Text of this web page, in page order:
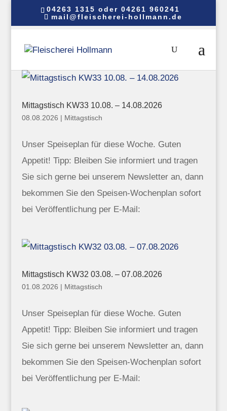
04263 1315 oder 04261 960241
mail@fleischerei-hollmann.de
Mittagstisch KW33 10.08. – 14.08.2026
08.08.2026 | Mittagstisch
Unser Speiseplan für diese Woche. Guten
Appetit! Tipp: Bleiben Sie informiert und tragen
Sie sich gerne bei unserem Newsletter an, dann
bekommen Sie den Speisen-Wochenplan sofort
bei Veröffentlichung per E-Mail:
Mittagstisch KW32 03.08. – 07.08.2026
01.08.2026 | Mittagstisch
Unser Speiseplan für diese Woche. Guten
Appetit! Tipp: Bleiben Sie informiert und tragen
Sie sich gerne bei unserem Newsletter an, dann
bekommen Sie den Speisen-Wochenplan sofort
bei Veröffentlichung per E-Mail: